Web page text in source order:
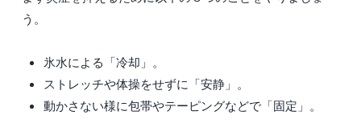
う。
氷水による「冷却」。
ストレッチや体操をせずに「安静」。
動かさない様に包帯やテーピングなどで「固定」。